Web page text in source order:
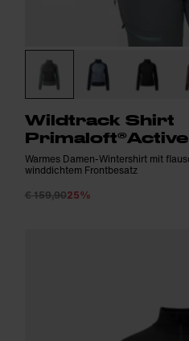
Wildtrack Shirt
Warmes Damen-Wintershirt mit
winddichtem Frontbesatz
€ 159,9025%